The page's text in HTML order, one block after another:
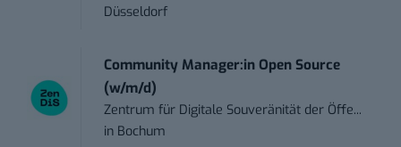
Düsseldorf
Community Manager:in Open Source
(w/m/d)
Zentrum für Digitale Souveränität der Öffe...
in Bochum